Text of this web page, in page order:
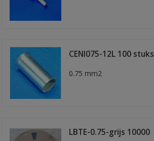
CENI075-12L 100 stuks
0.75 mm2
LBTE-0.75-grijs 10000